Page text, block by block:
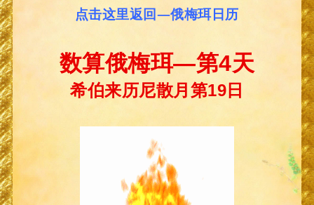
点击这里返回—俄梅珥日历
数算俄梅珥—第4天
希伯来历尼散月第19日